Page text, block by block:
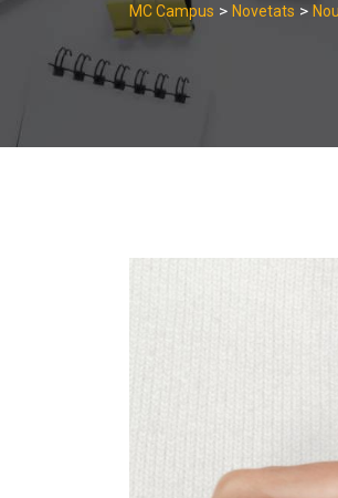
MC Campus > Novetats >